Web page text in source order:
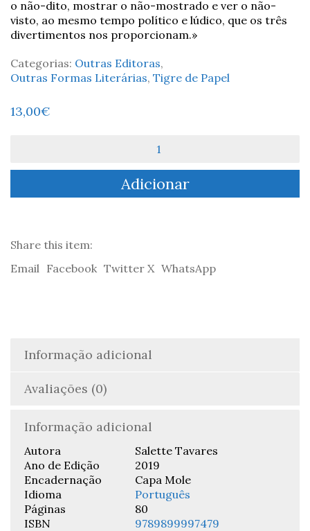
o não-dito, mostrar o não-mostrado e ver o não-
visto, ao mesmo tempo político e lúdico, que os três
divertimentos nos proporcionam.»
Categorias: Outras Editoras,
Outras Formas Literárias, Tigre de Papel
13,00€
O
-
Adicionar
Share this item:
Email Facebook Twitter X WhatsApp
Informação adicional
Avaliações (0)
Informação adicional
Autora
Salette Tavares
Ano de Edição
2019
Encadernação
Capa Mole
Idioma
Português
Páginas
80
ISBN
9789899997479